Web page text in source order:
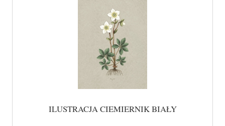
ILUSTRACJA CIEMIERNIK BIAŁY